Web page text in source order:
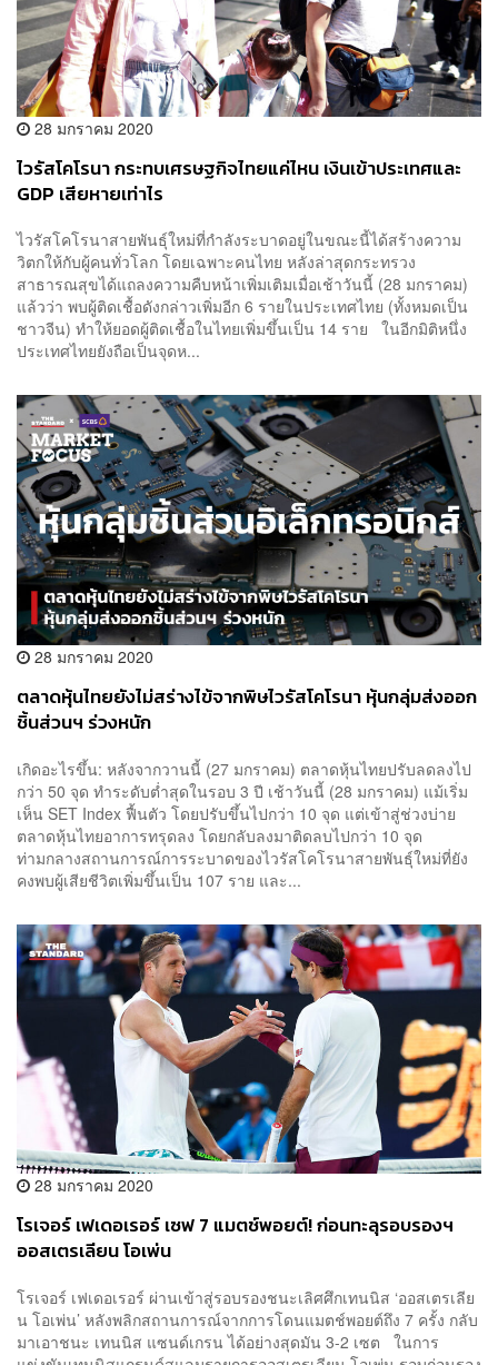
28 มกราคม 2020
ไวรัสโคโรนา กระทบเศรษฐกิจไทยแค่ไหน เงินเข้าประเทศและ
GDP เสียหายเท่าไร
ไวรัสโคโรนาสายพันธ์ุใหม่ที่กำลังระบาดอยู่ในขณะนี้ได้สร้างความ
วิตกให้กับผู้คนทั่วโลก โดยเฉพาะคนไทย หลังล่าสุดกระทรวง
สาธารณสุขได้แถลงความคืบหน้าเพิ่มเติมเมื่อเช้าวันนี้ (28 มกราคม)
แล้วว่า พบผู้ติดเชื้อดังกล่าวเพิ่มอีก 6 รายในประเทศไทย (ทั้งหมดเป็น
ชาวจีน) ทำให้ยอดผู้ติดเชื้อในไทยเพิ่มขึ้นเป็น 14 ราย ในอีกมิติหนึ่ง
ประเทศไทยยังถือเป็นจุดห...
28 มกราคม 2020
ตลาดหุ้นไทยยังไม่สร่างไข้จากพิษไวรัสโคโรนา หุ้นกลุ่มส่งออก
ชิ้นส่วนฯ ร่วงหนัก
เกิดอะไรขึ้น: หลังจากวานนี้ (27 มกราคม) ตลาดหุ้นไทยปรับลดลงไป
กว่า 50 จุด ทำระดับต่ำสุดในรอบ 3 ปี เช้าวันนี้ (28 มกราคม) แม้เริ่ม
เห็น SET Index ฟื้นตัว โดยปรับขึ้นไปกว่า 10 จุด แต่เข้าสู่ช่วงบ่าย
ตลาดหุ้นไทยอาการทรุดลง โดยกลับลงมาติดลบไปกว่า 10 จุด
ท่ามกลางสถานการณ์การระบาดของไวรัสโคโรนาสายพันธุ์ใหม่ที่ยัง
คงพบผู้เสียชีวิตเพิ่มขึ้นเป็น 107 ราย และ...
28 มกราคม 2020
โรเจอร์ เฟเดอเรอร์ เซฟ 7 แมตช์พอยต์! ก่อนทะลุรอบรองฯ
ออสเตรเลียน โอเพ่น
โรเจอร์ เฟเดอเรอร์ ผ่านเข้าสู่รอบรองชนะเลิศศึกเทนนิส ‘ออสเตรเลีย
น โอเพ่น’ หลังพลิกสถานการณ์จากการโดนแมตช์พอยต์ถึง 7 ครั้ง กลับ
มาเอาชนะ เทนนิส แซนด์เกรน ได้อย่างสุดมัน 3-2 เซต ในการ